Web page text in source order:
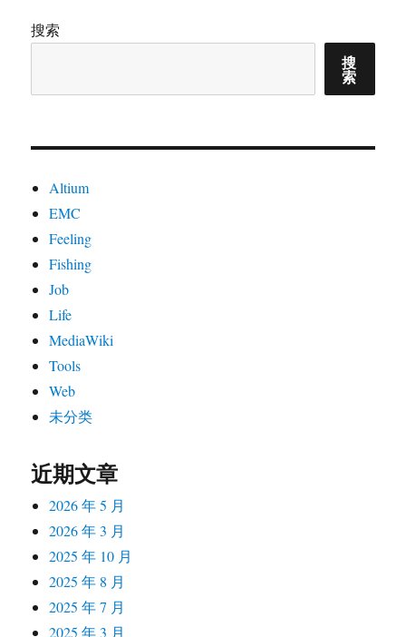
程
地
题
搜索
搜
索
Altium
EMC
Feeling
Fishing
Job
Life
MediaWiki
Tools
Web
未分类
近期文章
2026 年 5 月
2026 年 3 月
2025 年 10 月
2025 年 8 月
2025 年 7 月
2025 年 3 月